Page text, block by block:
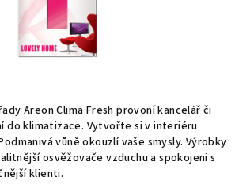
Areon Clima Fresh provoní kancelář či
do klimatizace. Vytvořte si v interiéru
vůně okouzlí vaše smysly. Výrobky
osvěžovače vzduchu a spokojeni s
klienti.